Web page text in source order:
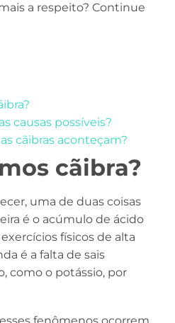
a respeito? Continue
causas possíveis?
cãibras aconteçam?
cãibra?
uma de duas coisas
é o acúmulo de ácido
físicos de alta
é a falta de sais
como o potássio, por